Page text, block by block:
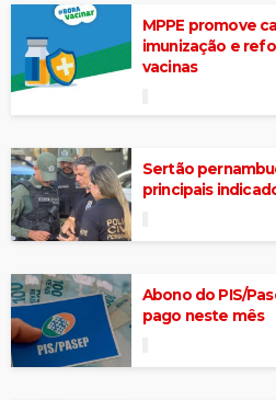
MPPE promove
imunização e
vacinas
Sertão
principais
Abono do PIS/
pago neste mês